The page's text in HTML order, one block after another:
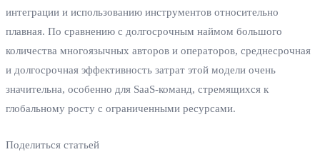
интеграции и использованию инструментов относительно
плавная. По сравнению с долгосрочным наймом большого
количества многоязычных авторов и операторов, среднесрочная
и долгосрочная эффективность затрат этой модели очень
значительна, особенно для SaaS-команд, стремящихся к
глобальному росту с ограниченными ресурсами.
Поделиться статьей